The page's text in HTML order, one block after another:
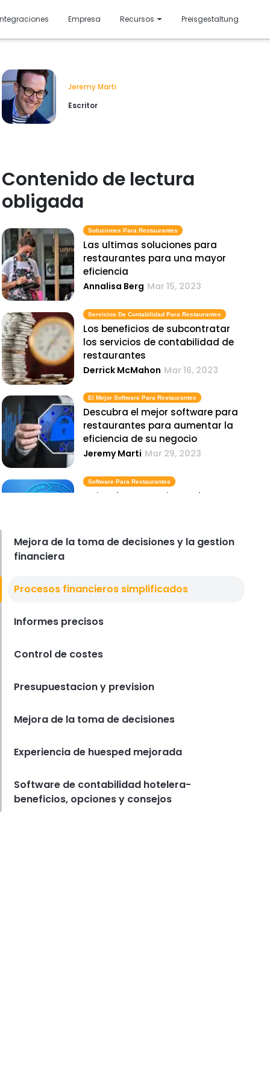
Empresa Recursos Preisgestaltung
Jeremy Marti
Escritor
Contenido de lectura
obligada
Soluciones Para Restaurantes
Las ultimas soluciones para
restaurantes para una mayor
eficiencia
Annalisa Berg Mar 15, 2023
Servicios De Contabilidad Para Restaurantes
Los beneficios de subcontratar
los servicios de contabilidad de
restaurantes
Derrick McMahon Mar 16, 2023
El Mejor Software Para Restaurantes
Descubra el mejor software para
restaurantes para aumentar la
eficiencia de su negocio
Jeremy Marti Mar 29, 2023
Software Para Restaurantes
Mejore las operaciones de su
Jeremy Marti Mar 29, 2023
Mejora de la toma de decisiones y la gestion
financiera
Procesos financieros simplificados
Informes precisos
Control de costes
Presupuestacion y prevision
Mejora de la toma de decisiones
Experiencia de huesped mejorada
Software de contabilidad hotelera-
beneficios, opciones y consejos